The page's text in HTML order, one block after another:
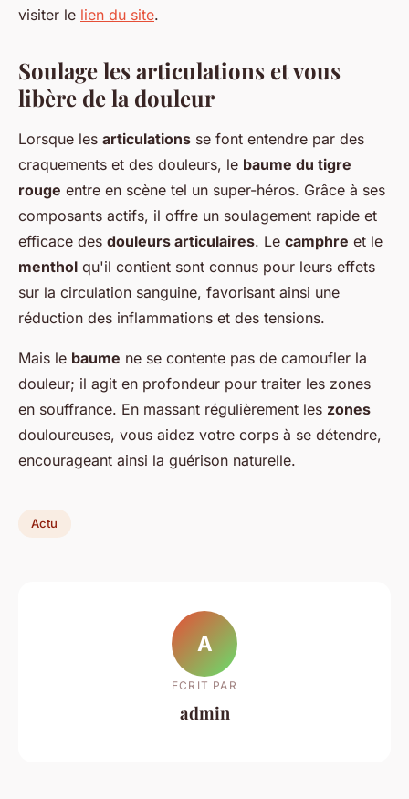
visiter le lien du site.
Soulage les articulations et vous
libère de la douleur
Lorsque les articulations se font entendre par des
craquements et des douleurs, le baume du tigre
rouge entre en scène tel un super-héros. Grâce à ses
composants actifs, il offre un soulagement rapide et
efficace des douleurs articulaires. Le camphre et le
menthol qu'il contient sont connus pour leurs effets
sur la circulation sanguine, favorisant ainsi une
réduction des inflammations et des tensions.
Mais le baume ne se contente pas de camoufler la
douleur; il agit en profondeur pour traiter les zones
en souffrance. En massant régulièrement les zones
douloureuses, vous aidez votre corps à se détendre,
encourageant ainsi la guérison naturelle.
Actu
A
ECRIT PAR
admin